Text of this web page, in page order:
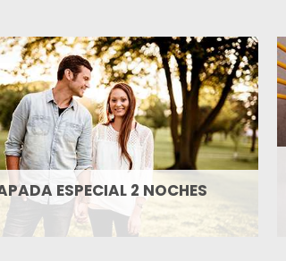
ESPECIAL 2 NOCHES